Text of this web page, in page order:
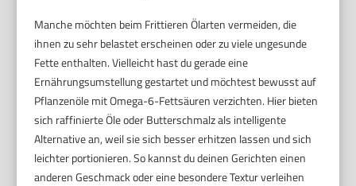
Manche möchten beim Frittieren Ölarten vermeiden, die
ihnen zu sehr belastet erscheinen oder zu viele ungesunde
Fette enthalten. Vielleicht hast du gerade eine
Ernährungsumstellung gestartet und möchtest bewusst auf
Pflanzenöle mit Omega-6-Fettsäuren verzichten. Hier bieten
sich raffinierte Öle oder Butterschmalz als intelligente
Alternative an, weil sie sich besser erhitzen lassen und sich
leichter portionieren. So kannst du deinen Gerichten einen
anderen Geschmack oder eine besondere Textur verleihen